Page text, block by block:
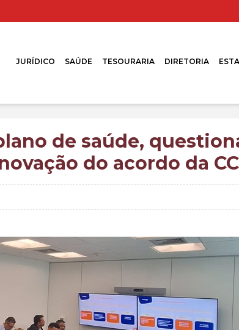
JURÍDICO SAÚDE TESOURARIA DIRETORIA
de saúde,
do acordo da